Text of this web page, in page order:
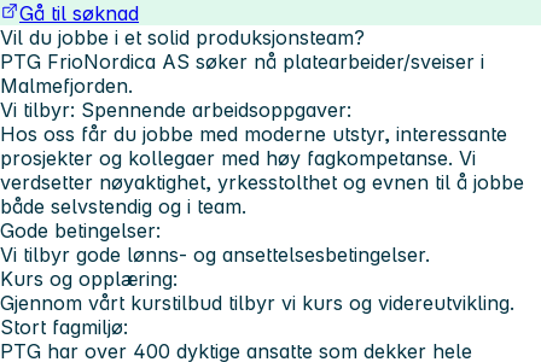
Gå til søknad
Vil du jobbe i et solid produksjonsteam?
PTG FrioNordica AS søker nå platearbeider/sveiser i
Malmefjorden.
Vi tilbyr: Spennende arbeidsoppgaver:
Hos oss får du jobbe med moderne utstyr, interessante
prosjekter og kollegaer med høy fagkompetanse. Vi
verdsetter nøyaktighet, yrkesstolthet og evnen til å jobbe
både selvstendig og i team.
Gode betingelser:
Vi tilbyr gode lønns- og ansettelsesbetingelser.
Kurs og opplæring:
Gjennom vårt kurstilbud tilbyr vi kurs og videreutvikling.
Stort fagmiljø:
PTG har over 400 dyktige ansatte som dekker hele